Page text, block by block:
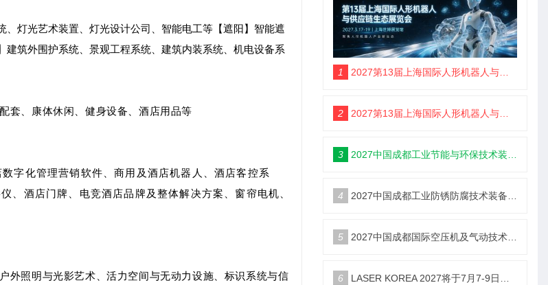
、灯光艺术装置、灯光设计公司、智能电工等 【遮阳】智能遮
建筑外围护系统、景观工程系统、建筑内装系统、机电设备系
套、康体休闲、健身设备、酒店用品等
字化管理营销软件、商用及酒店机器人、酒店客控系
、酒店门牌、电竞酒店品牌及整体解决方案、窗帘电机、
外照明与光影艺术、活力空间与无动力设施、标识系统与信
1 2027第13届上海国际人形机器人与供应链生态展览会3月再聚上海滩
2 2027第13届上海国际人形机器人与供应链生态展览会3月闪耀上海
3 2027中国成都工业节能与环保技术装备博览会6月18举办
4 2027中国成都工业防锈防腐技术装备博览会6月18日举办
5 2027中国成都国际空压机及气动技术装备博览会6月18日举办
6 LASER KOREA 2027将于7月7-9日在KINTEX举办。一年一届，亚洲激光产业重要地标，覆盖激光加工、光学测量、激光医疗全领域。